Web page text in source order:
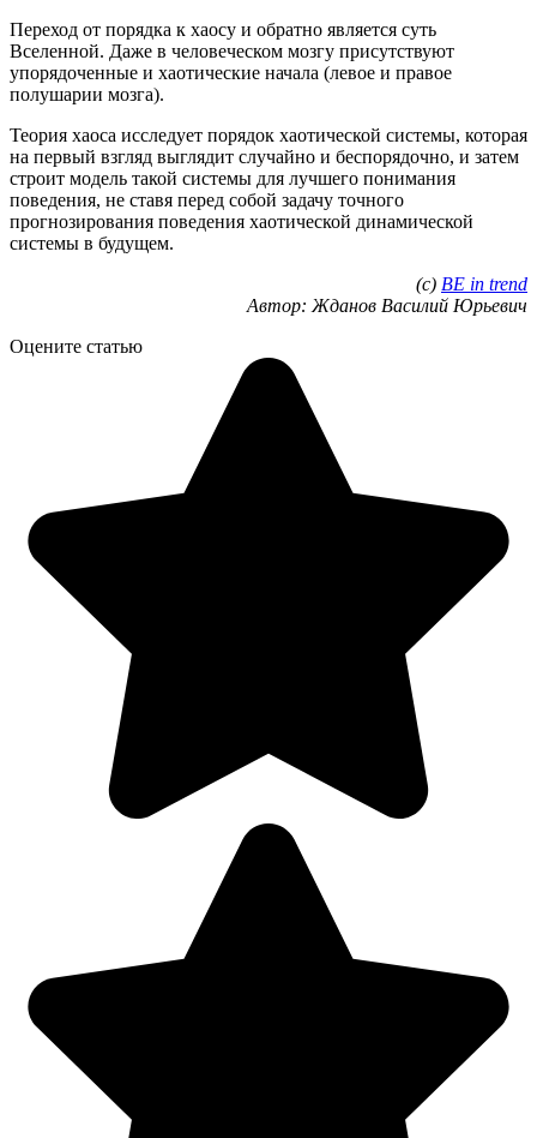
Переход от порядка к хаосу и обратно является суть
Вселенной. Даже в человеческом мозгу присутствуют
упорядоченные и хаотические начала (левое и правое
полушарии мозга).
Теория хаоса исследует порядок хаотической системы, которая
на первый взгляд выглядит случайно и беспорядочно, и затем
строит модель такой системы для лучшего понимания
поведения, не ставя перед собой задачу точного
прогнозирования поведения хаотической динамической
системы в будущем.
(с) BE in trend
Автор: Жданов Василий Юрьевич
Оцените статью